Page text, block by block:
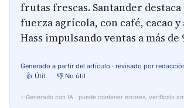
frutas frescas. Santander
fuerza agrícola, con café, cacao y
Hass impulsando ventas a más de
Generado a partir del artículo · revisado por
👍 Útil
👎 No útil
✨ Generado con IA · puede contener errores, verifícalo